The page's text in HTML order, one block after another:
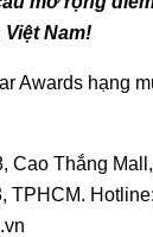
Nam!
Awards hạng
Cao Thắng
TPHCM.